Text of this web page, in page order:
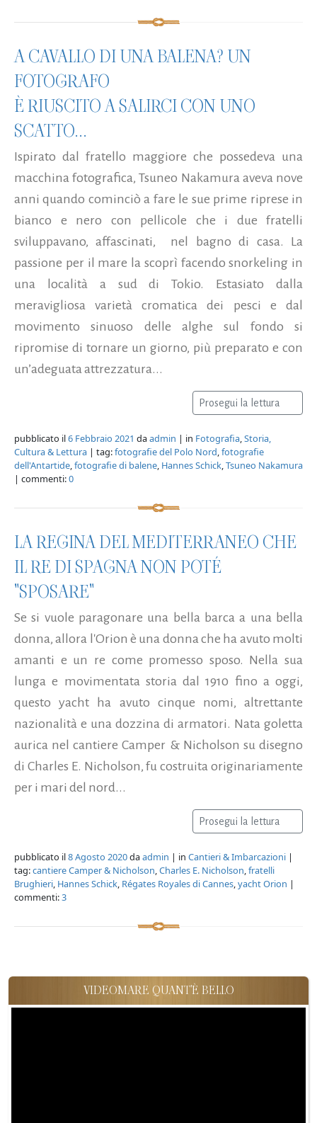
A CAVALLO DI UNA BALENA? UN
FOTOGRAFO
È RIUSCITO A SALIRCI CON UNO
SCATTO...
Ispirato dal fratello maggiore che possedeva una
macchina fotografica, Tsuneo Nakamura aveva nove
anni quando cominciò a fare le sue prime riprese in
bianco e nero con pellicole che i due fratelli
sviluppavano, affascinati, nel bagno di casa. La
passione per il mare la scoprì facendo snorkeling in
una località a sud di Tokio. Estasiato dalla
meravigliosa varietà cromatica dei pesci e dal
movimento sinuoso delle alghe sul fondo si
ripromise di tornare un giorno, più preparato e con
un’adeguata attrezzatura...
Prosegui la lettura
pubblicato il6 Febbraio 2021 daadmin | in Fotografia,Storia,
Cultura & Lettura | tag:fotografie del Polo Nord,fotografie
dell'Antartide,fotografie di balene, Hannes Schick,Tsuneo Nakamura
| commenti:0
LA REGINA DEL MEDITERRANEO CHE
IL RE DI SPAGNA NON POTÉ
"SPOSARE"
Se si vuole paragonare una bella barca a una bella
donna, allora l'Orion è una donna che ha avuto molti
amanti e un re come promesso sposo. Nella sua
lunga e movimentata storia dal 1910 fino a oggi,
questo yacht ha avuto cinque nomi, altrettante
nazionalità e una dozzina di armatori. Nata goletta
aurica nel cantiere Camper & Nicholson su disegno
di Charles E. Nicholson, fu costruita originariamente
per i mari del nord...
Prosegui la lettura
pubblicato il8 Agosto 2020daadmin | in Cantieri & Imbarcazioni |
tag:cantiere Camper & Nicholson,Charles E. Nicholson,fratelli
Brughieri, Hannes Schick, Régates Royales di Cannes,yacht Orion |
commenti:3
VIDEOMARE QUANT'È BELLO